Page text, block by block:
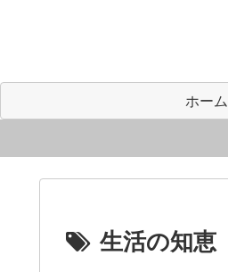
ホーム
生活の知恵